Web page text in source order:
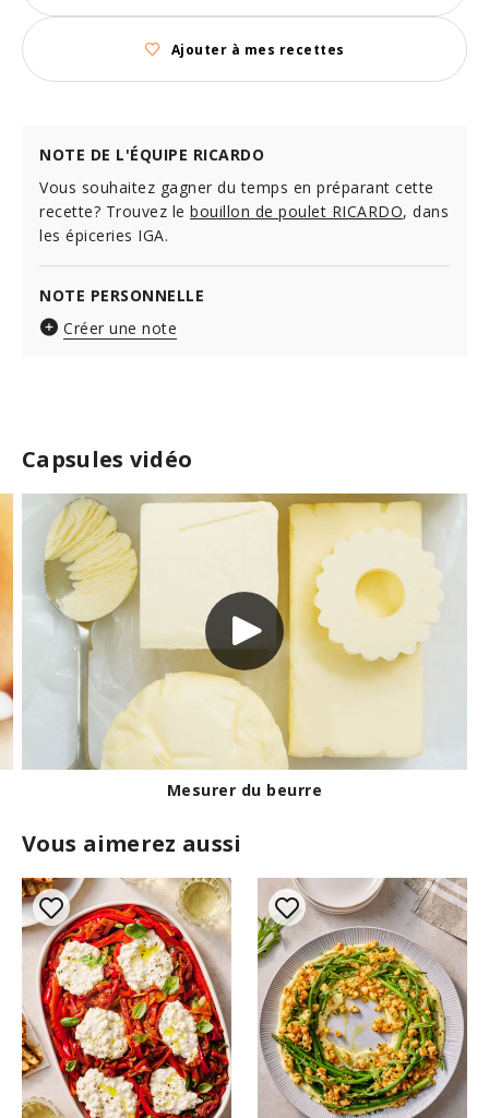
Capsules vidéo
Mesurer du beurre
Vous aimerez aussi
Ajouter à mes recettes
NOTE DE L'ÉQUIPE RICARDO
Vous souhaitez gagner du temps en préparant cette
recette? Trouvez le bouillon de poulet RICARDO, dans
les épiceries IGA.
NOTE PERSONNELLE
Créer une note